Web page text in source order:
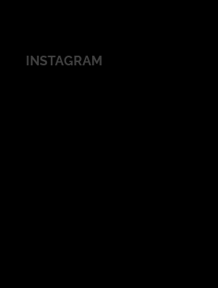
INSTAGRAM